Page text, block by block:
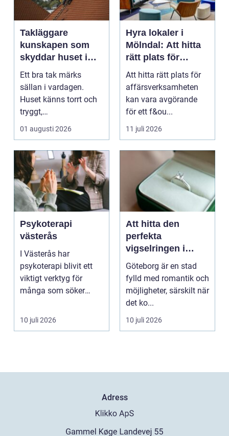
Takläggare
kunskapen som
skyddar huset i
längden
Ett bra tak märks
sällan i vardagen.
Huset känns torrt och
tryggt,
inomhusklimatet
01 augusti 2026
Hyra lokaler i
Mölndal: Att hitta
rätt plats för
affärsverksamhete
Att hitta rätt plats för
affärsverksamheten
kan vara avgörande
för ett f&ou...
11 juli 2026
Psykoterapi
västerås
I Västerås har
psykoterapi blivit ett
viktigt verktyg för
många som söker
välmående i liv...
10 juli 2026
Att hitta den
perfekta
vigselringen i
Göteborg
Göteborg är en stad
fylld med romantik och
möjligheter, särskilt när
det ko...
10 juli 2026
Adress